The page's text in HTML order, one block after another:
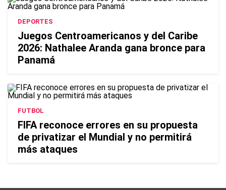
DEPORTES
Juegos Centroamericanos y del Caribe
2026: Nathalee Aranda gana bronce para
Panamá
FUTBOL
FIFA reconoce errores en su propuesta
de privatizar el Mundial y no permitirá
más ataques